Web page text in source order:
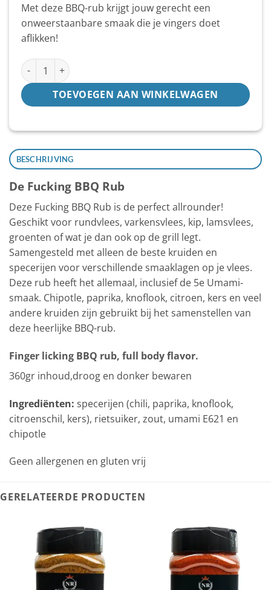
Met deze BBQ-rub krijgt jouw gerecht een
onweerstaanbare smaak die je vingers doet
aflikken!
Fucking BBQ Rub aantal
TOEVOEGEN AAN WINKELWAGEN
BESCHRIJVING
De Fucking BBQ Rub
Deze Fucking BBQ Rub is de perfect allrounder!
Geschikt voor rundvlees, varkensvlees, kip, lamsvlees,
groenten of wat je dan ook op de grill legt.
Samengesteld met alleen de beste kruiden en
specerijen voor verschillende smaaklagen op je vlees.
Deze rub heeft het allemaal, inclusief de 5e Umami-
smaak. Chipotle, paprika, knoflook, citroen, kers en veel
andere kruiden zijn gebruikt bij het samenstellen van
deze heerlijke BBQ-rub.
Finger licking BBQ rub, full body flavor.
360gr inhoud,droog en donker bewaren
Ingrediënten: specerijen (chili, paprika, knoflook,
citroenschil, kers), rietsuiker, zout, umami E621 en
chipotle
Geen allergenen en gluten vrij
GERELATEERDE PRODUCTEN